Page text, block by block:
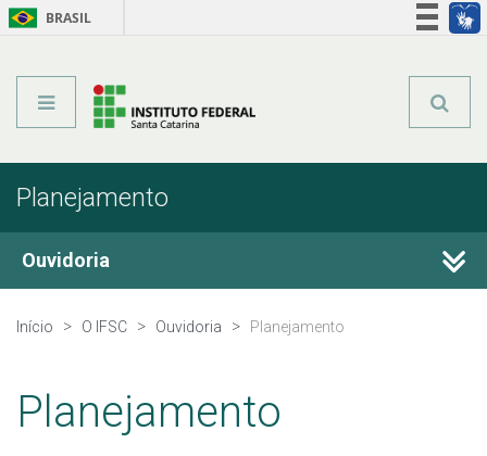
BRASIL
Planejamento
Ouvidoria
Conheça a Ouvidoria
Conselho de Usuários
Início O IFSC Ouvidoria Planejamento
Planejamento